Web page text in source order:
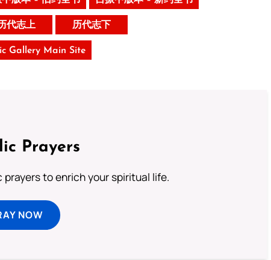
代志上 历代志下
Gallery Main Site
Prayers
to enrich your spiritual life.
NOW